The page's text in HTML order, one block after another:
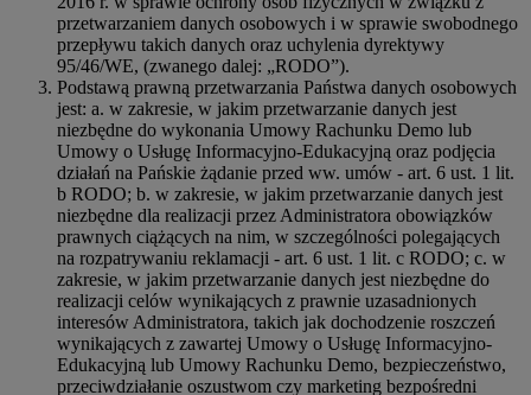
przetwarzaniem danych osobowych i w sprawie swobodnego
przepływu takich danych oraz uchylenia dyrektywy
95/46/WE, (zwanego dalej: „RODO”).
Podstawą prawną przetwarzania Państwa danych osobowych
jest: a. w zakresie, w jakim przetwarzanie danych jest
niezbędne do wykonania Umowy Rachunku Demo lub
Umowy o Usługę Informacyjno-Edukacyjną oraz podjęcia
działań na Pańskie żądanie przed ww. umów - art. 6 ust. 1 lit.
b RODO; b. w zakresie, w jakim przetwarzanie danych jest
niezbędne dla realizacji przez Administratora obowiązków
prawnych ciążących na nim, w szczególności polegających
na rozpatrywaniu reklamacji - art. 6 ust. 1 lit. c RODO; c. w
zakresie, w jakim przetwarzanie danych jest niezbędne do
realizacji celów wynikających z prawnie uzasadnionych
interesów Administratora, takich jak dochodzenie roszczeń
wynikających z zawartej Umowy o Usługę Informacyjno-
Edukacyjną lub Umowy Rachunku Demo, bezpieczeństwo,
przeciwdziałanie oszustwom czy marketing bezpośredni